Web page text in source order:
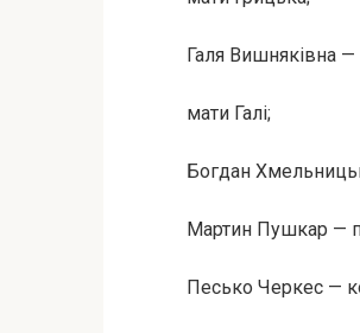
Галя Вишняківна —
мати Галі;
Богдан
Мартин Пушкар —
Песько Черкес —